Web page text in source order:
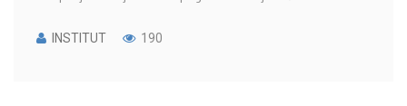
INSTITUT 190